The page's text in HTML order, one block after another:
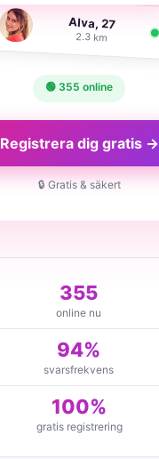
Alva, 27
2.3 km
🟢 355 online
Registrera dig gratis →
🔒 Gratis & säkert
355
online nu
94%
svarsfrekvens
100%
gratis registrering